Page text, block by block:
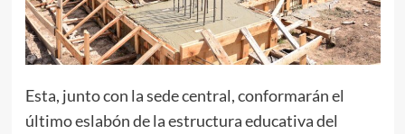
Esta, junto con la sede central, conformarán el
último eslabón de la estructura educativa del